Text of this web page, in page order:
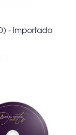
- Importado